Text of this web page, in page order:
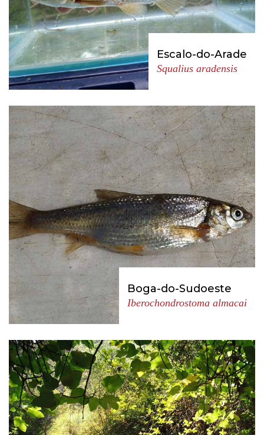
Escalo-do-Arade
Squalius aradensis
Boga-do-Sudoeste
Iberochondrostoma almacai